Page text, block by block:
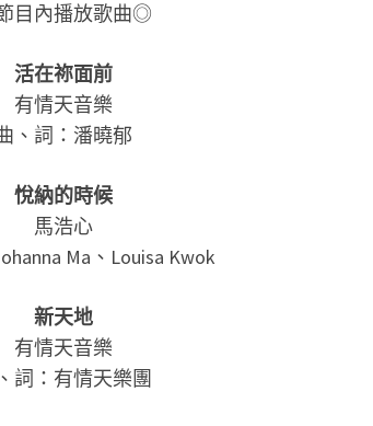
目內播放歌曲◎
活在祢面前
有情天音樂
、詞：潘曉郁
悅納的時候
馬浩心
Ma、Louisa Kwok
新天地
有情天音樂
詞：有情天樂團